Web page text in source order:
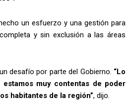
un esfuerzo y una gestión para
y sin exclusión a las áreas
desafío por parte del Gobierno. “Lo
muy contentas de poder
habitantes de la región”, dijo.